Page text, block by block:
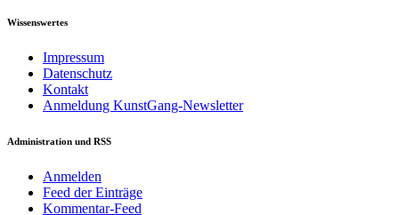
Wissenswertes
Impressum
Datenschutz
Kontakt
Anmeldung KunstGang-Newsletter
Administration und RSS
Anmelden
Feed der Einträge
Kommentar-Feed